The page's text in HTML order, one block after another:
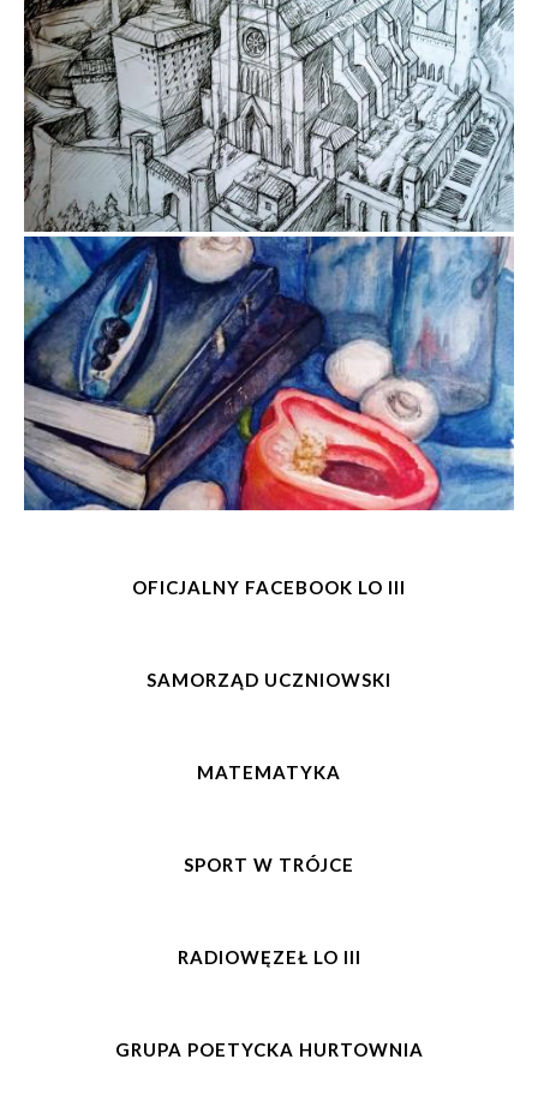
OFICJALNY FACEBOOK LO III
SAMORZĄD UCZNIOWSKI
MATEMATYKA
SPORT W TRÓJCE
RADIOWĘZEŁ LO III
GRUPA POETYCKA HURTOWNIA